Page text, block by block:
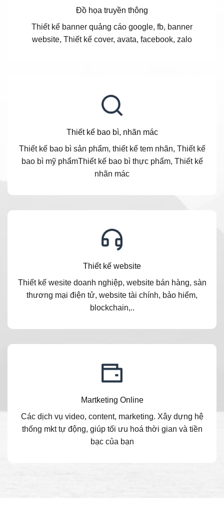
Đồ họa truyền thông
Thiết kế banner quảng cáo google, fb, banner
website, Thiết kế cover, avata, facebook, zalo
Thiết kế bao bì, nhãn mác
Thiết kế bao bì sản phẩm, thiết kế tem nhãn, Thiết kế
bao bì mỹ phẩmThiết kế bao bì thực phẩm, Thiết kế
nhãn mác
Thiết kế website
Thiết kế wesite doanh nghiệp, website bán hàng, sàn
thương mại điện tử, website tài chính, bảo hiểm,
blockchain,..
Martketing Online
Các dịch vụ video, content, marketing. Xây dựng hệ
thống mkt tự động, giúp tối ưu hoá thời gian và tiền
bạc của bạn